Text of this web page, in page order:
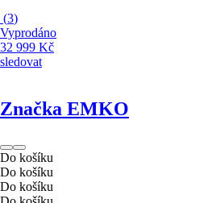
(3)
Vyprodáno
32 999 Kč
sledovat
Značka EMKO
Do košíku
Do košíku
Do košíku